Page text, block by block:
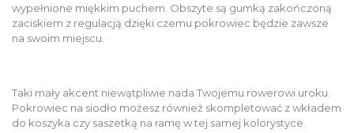
wypełnione miękkim puchem. Obszyte są gumką zakończoną
zaciskiem z regulacją dzięki czemu pokrowiec będzie zawsze
na swoim miejscu.
Taki mały akcent niewątpliwie nada Twojemu rowerowi uroku.
Pokrowiec na siodło możesz również skompletować z wkładem
do koszyka czy saszetką na ramę w tej samej kolorystyce.